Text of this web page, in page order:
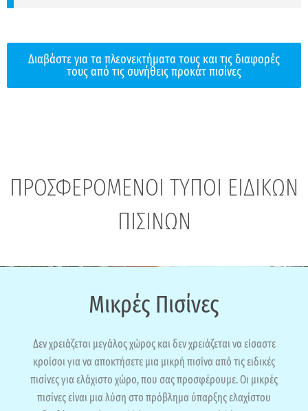
Διαβάστε για τα πλεονεκτήματα τους και τις διαφορές
τους από τις συνήθεις προκάτ πισίνες
ΠΡΟΣΦΕΡΟΜΕΝΟΙ ΤΥΠΟΙ ΕΙΔΙΚΩΝ
ΠΙΣΙΝΩΝ
Μικρές Πισίνες
Δεν χρειάζεται μεγάλος χώρος και δεν χρειάζεται να είσαστε
κροίσοι για να αποκτήσετε μια μικρή πισίνα από τις ειδικές
πισίνες για ελάχιστο χώρο, που σας προσφέρουμε. Οι μικρές
πισίνες είναι μια λύση στο πρόβλημα ύπαρξης ελαχίστου